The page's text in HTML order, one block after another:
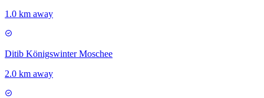
1.0 km away
Ditib Königswinter Moschee
2.0 km away